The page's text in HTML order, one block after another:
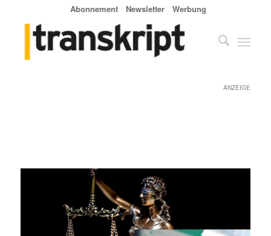
Abonnement Newsletter Werbung
ANZEIGE